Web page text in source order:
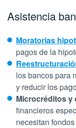
Asistencia
Moratorias
pagos de la
los bancos para
y reducir los
Microcréditos y
financieros
necesitan